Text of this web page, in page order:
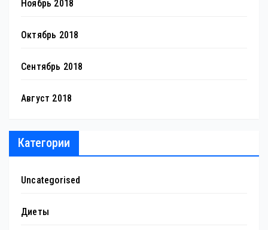
Ноябрь 2018
Октябрь 2018
Сентябрь 2018
Август 2018
Категории
Uncategorised
Диеты